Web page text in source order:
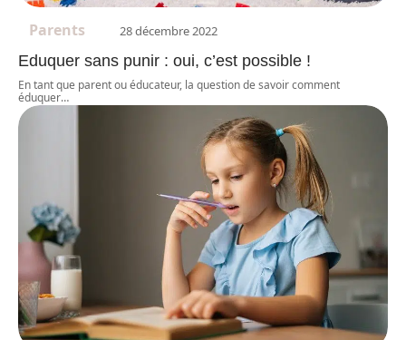
Parents 28 décembre 2022
Eduquer sans punir : oui, c’est possible !
En tant que parent ou éducateur, la question de savoir comment
éduquer…